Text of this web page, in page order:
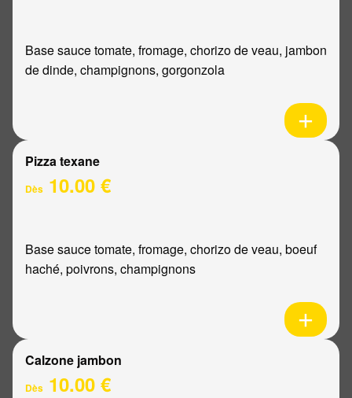
Base sauce tomate, fromage, chorizo de veau, jambon
de dinde, champignons, gorgonzola
Pizza texane
Dès 10.00 €
Base sauce tomate, fromage, chorizo de veau, boeuf
haché, poivrons, champignons
Calzone jambon
Dès 10.00 €